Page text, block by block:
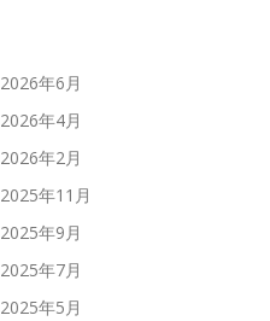
2026年6月
2026年4月
2026年2月
2025年11月
2025年9月
2025年7月
2025年5月